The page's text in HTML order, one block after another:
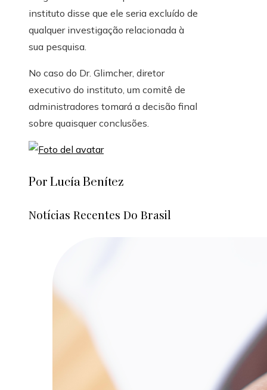
instituto disse que ele seria excluído de
qualquer investigação relacionada à
sua pesquisa.
No caso do Dr. Glimcher, diretor
executivo do instituto, um comitê de
administradores tomará a decisão final
sobre quaisquer conclusões.
Por Lucía Benítez
Notícias Recentes Do Brasil